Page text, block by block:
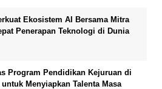
Ekosistem AI Bersama Mitra
Penerapan Teknologi di Dunia
Program Pendidikan Kejuruan di
Menyiapkan Talenta Masa